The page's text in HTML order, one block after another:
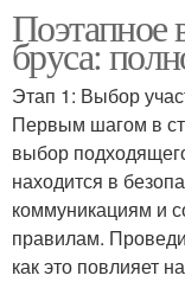
Поэтапное
бруса:
Этап 1: Выбор
Первым шагом в
выбор
находится в
коммуникациям и
правилам.
как это повлияет